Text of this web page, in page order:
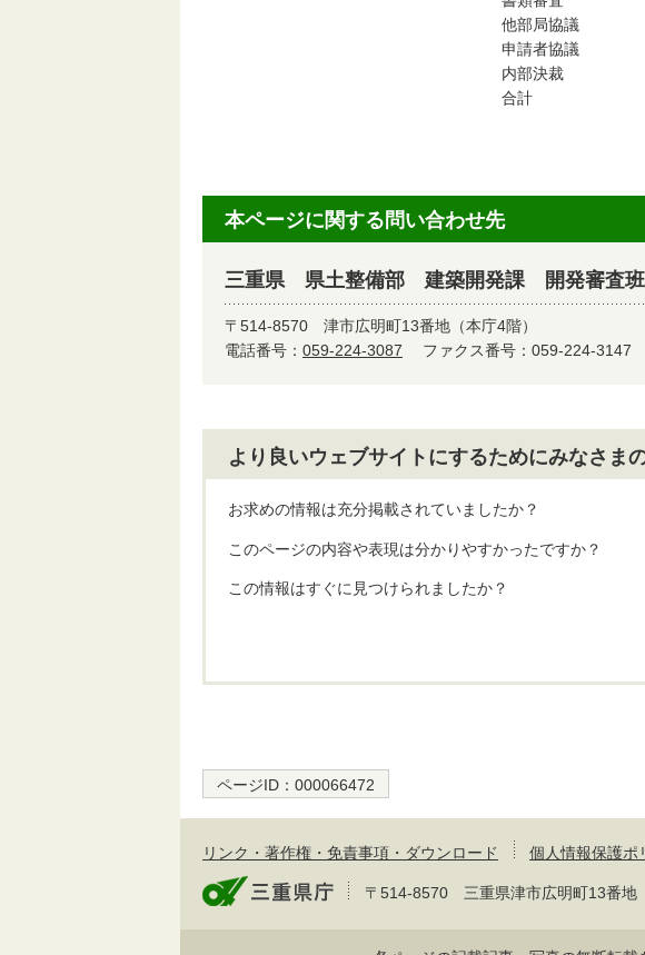
他部局協議
申請者協議
内部決裁
合計
本ページに関する問い合わせ先
三重県 県土整備部 建築開発課 開発審査班
〒514-8570 津市広明町13番地（本庁4階）
電話番号： 059-224-3087 ファクス番号：059-224-3147
より良いウェブサイトにするためにみなさま
お求めの情報は充分掲載されていましたか？
このページの内容や表現は分かりやすかったですか？
この情報はすぐに見つけられましたか？
ページID： 000066472
リンク・著作権・免責事項・ダウンロード 個人情報保護ポ
〒514-8570 三重県津市広明町13番地